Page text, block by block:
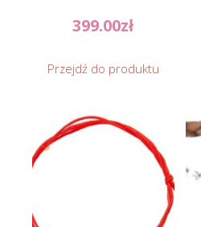
399.00zł
Przejdź do produktu